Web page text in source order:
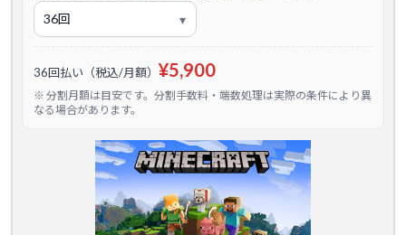
36回払い（税込/月額） ¥5,900
※ 分割月額は目安です。分割手数料・端数処理は実際の条件により異
なる場合があります。